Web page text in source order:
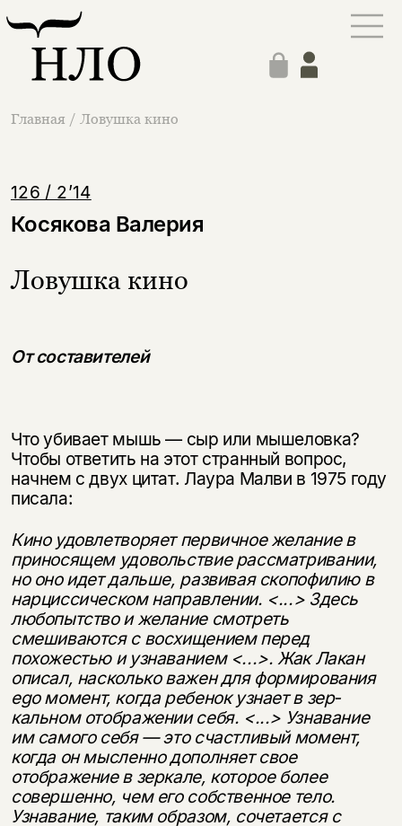
Главная / Ловушка кино
126 / 2’14
Косякова Валерия
Ловушка кино
От составителей
Что убивает мышь — сыр или мышеловка?
Чтобы ответить на этот странный вопрос,
начнем с двух цитат. Лаура Малви в 1975 году
писала:
Кино удовлетворяет первичное желание в
приносящем удовольствие рас­сматривании,
но оно идет дальше, развивая скопофилию в
нарциссическом направлении. <...> Здесь
любопытство и желание смотреть
смешиваются с восхищением перед
похожестью и узнаванием <...>. Жак Лакан
описал, насколько важен для формирования
ego момент, когда ребенок узнает в зер­
кальном отображении себя. <...> Узнавание
им самого себя — это счастли­вый момент,
когда он мысленно дополняет свое
отображение в зеркале, которое более
совершенно, чем его собственное тело.
Узнавание, таким об­разом, сочетается с